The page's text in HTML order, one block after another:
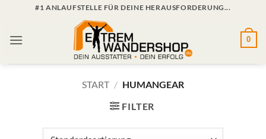
#1 ANLAUFSTELLE FÜR DEINE HERAUSFORDERUNG...
0
START / HUMANGEAR
FILTER